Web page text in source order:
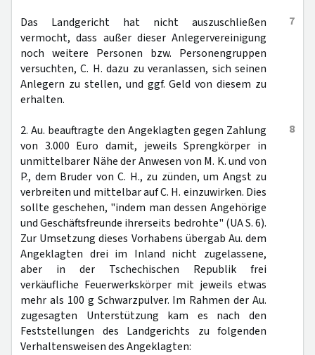
7
Das Landgericht hat nicht auszuschließen
vermocht, dass außer dieser Anlegervereinigung
noch weitere Personen bzw. Personengruppen
versuchten, C. H. dazu zu veranlassen, sich seinen
Anlegern zu stellen, und ggf. Geld von diesem zu
erhalten.
8
2. Au. beauftragte den Angeklagten gegen Zahlung
von 3.000 Euro damit, jeweils Sprengkörper in
unmittelbarer Nähe der Anwesen von M. K. und von
P., dem Bruder von C. H., zu zünden, um Angst zu
verbreiten und mittelbar auf C. H. einzuwirken. Dies
sollte geschehen, "indem man dessen Angehörige
und Geschäftsfreunde ihrerseits bedrohte" (UA S. 6).
Zur Umsetzung dieses Vorhabens übergab Au. dem
Angeklagten drei im Inland nicht zugelassene,
aber in der Tschechischen Republik frei
verkäufliche Feuerwerkskörper mit jeweils etwas
mehr als 100 g Schwarzpulver. Im Rahmen der Au.
zugesagten Unterstützung kam es nach den
Feststellungen des Landgerichts zu folgenden
Verhaltensweisen des Angeklagten: